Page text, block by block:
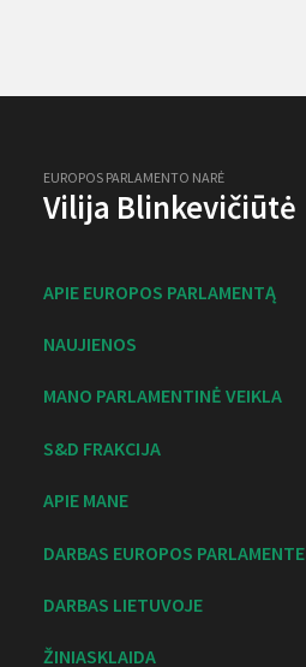
EUROPOS PARLAMENTO NARĖ
Vilija Blinkevičiūtė
APIE EUROPOS PARLAMENTĄ
NAUJIENOS
MANO PARLAMENTINĖ VEIKLA
S&D FRAKCIJA
APIE MANE
DARBAS EUROPOS PARLAMENTE
DARBAS LIETUVOJE
ŽINIASKLAIDA